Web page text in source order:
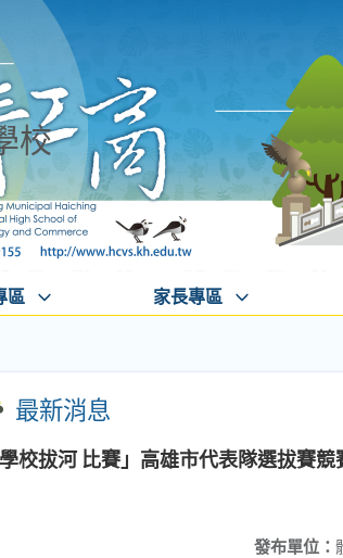
校
區 家長專區
最新消息
校拔河 比賽」高雄市代表隊選拔賽
發布單位：